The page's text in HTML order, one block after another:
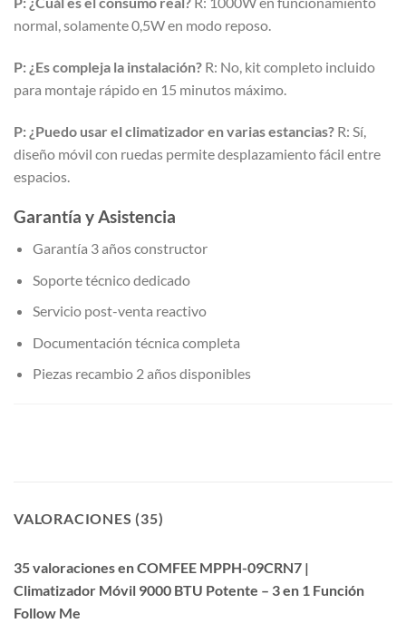
normal, solamente 0,5W en modo reposo.
P: ¿Es compleja la instalación? R: No, kit completo incluido
para montaje rápido en 15 minutos máximo.
P: ¿Puedo usar el climatizador en varias estancias? R: Sí,
diseño móvil con ruedas permite desplazamiento fácil entre
espacios.
Garantía y Asistencia
Garantía 3 años constructor
Soporte técnico dedicado
Servicio post-venta reactivo
Documentación técnica completa
Piezas recambio 2 años disponibles
VALORACIONES (35)
35 valoraciones enCOMFEE MPPH-09CRN7 |
Climatizador Móvil 9000 BTU Potente – 3 en 1 Función
Follow Me